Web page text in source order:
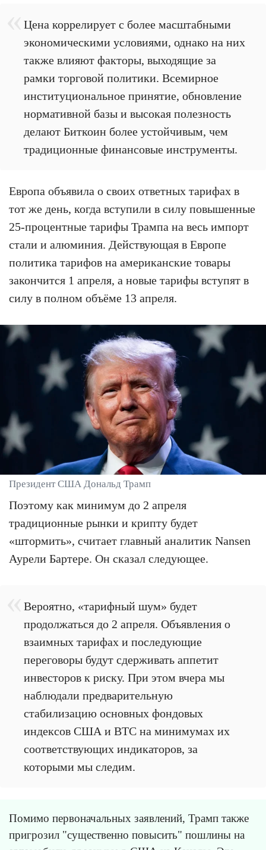
Цена коррелирует с более масштабными
экономическими условиями, однако на них
также влияют факторы, выходящие за
рамки торговой политики. Всемирное
институциональное принятие, обновление
нормативной базы и высокая полезность
делают Биткоин более устойчивым, чем
традиционные финансовые инструменты.
Европа объявила о своих ответных тарифах в
тот же день, когда вступили в силу повышенные
25-процентные тарифы Трампа на весь импорт
стали и алюминия. Действующая в Европе
политика тарифов на американские товары
закончится 1 апреля, а новые тарифы вступят в
силу в полном объёме 13 апреля.
Президент США Дональд Трамп
Поэтому как минимум до 2 апреля
традиционные рынки и крипту будет
«штормить», считает главный аналитик Nansen
Аурели Бартере. Он сказал следующее.
Вероятно, «тарифный шум» будет
продолжаться до 2 апреля. Объявления о
взаимных тарифах и последующие
переговоры будут сдерживать аппетит
инвесторов к риску. При этом вчера мы
наблюдали предварительную
стабилизацию основных фондовых
индексов США и BTC на минимумах их
соответствующих индикаторов, за
которыми мы следим.
Помимо первоначальных заявлений, Трамп также
пригрозил "существенно повысить" пошлины на